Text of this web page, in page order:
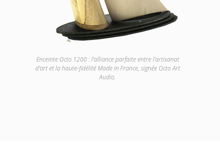
Enceinte Octo 1200 : l’alliance parfaite entre l’artisanat
d’art et la haute-fidélité Made in France, signée Octo Art
Audio.